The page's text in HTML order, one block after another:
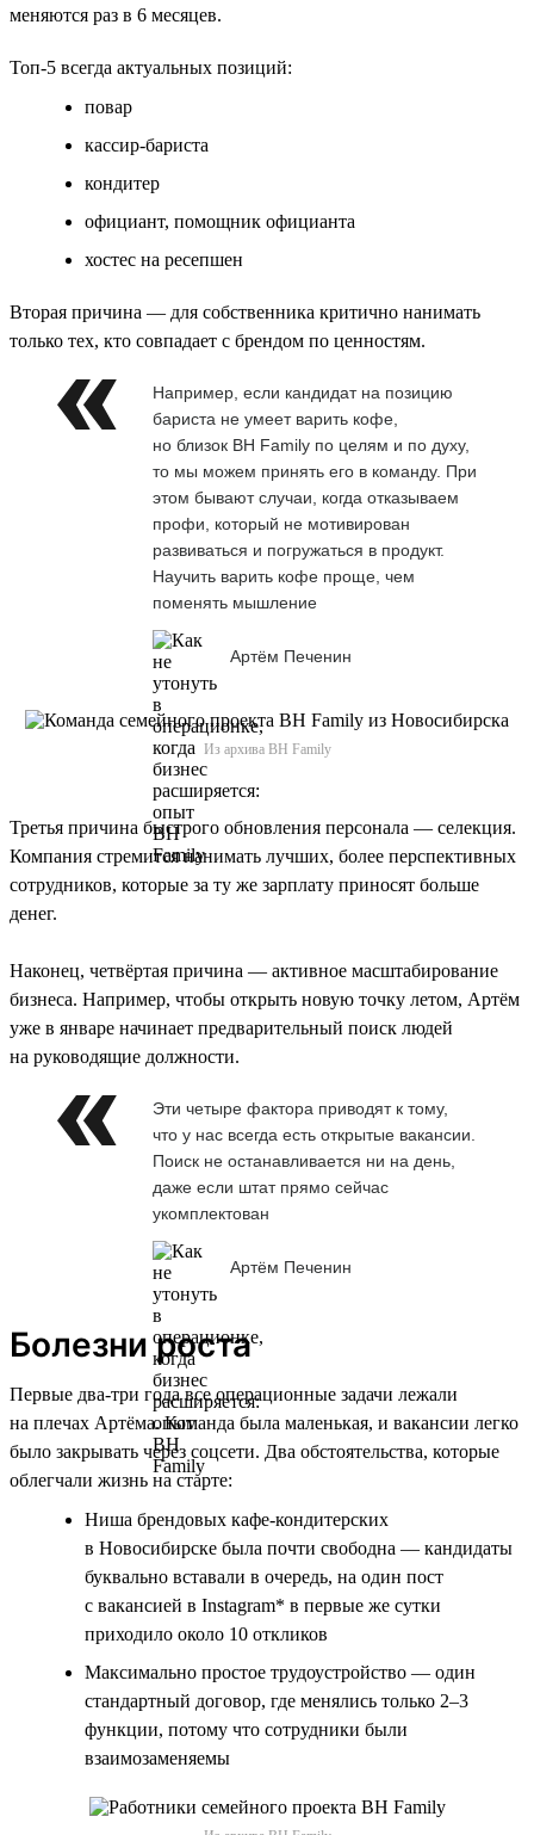
меняются раз в 6 месяцев.
Топ-5 всегда актуальных позиций:
повар
кассир-бариста
кондитер
официант, помощник официанта
хостес на ресепшен
Вторая причина — для собственника критично нанимать
только тех, кто совпадает с брендом по ценностям.
Например, если кандидат на позицию
бариста не умеет варить кофе,
но близок BH Family по целям и по духу,
то мы можем принять его в команду. При
этом бывают случаи, когда отказываем
профи, который не мотивирован
развиваться и погружаться в продукт.
Научить варить кофе проще, чем
поменять мышление
Артём Печенин
Из архива BH Family
Третья причина быстрого обновления персонала — селекция.
Компания стремится нанимать лучших, более перспективных
сотрудников, которые за ту же зарплату приносят больше
денег.
Наконец, четвёртая причина — активное масштабирование
бизнеса. Например, чтобы открыть новую точку летом, Артём
уже в январе начинает предварительный поиск людей
на руководящие должности.
Эти четыре фактора приводят к тому,
что у нас всегда есть открытые вакансии.
Поиск не останавливается ни на день,
даже если штат прямо сейчас
укомплектован
Артём Печенин
Болезни роста
Первые два-три года все операционные задачи лежали
на плечах Артёма. Команда была маленькая, и вакансии легко
было закрывать через соцсети. Два обстоятельства, которые
облегчали жизнь на старте:
Ниша брендовых кафе-кондитерских
в Новосибирске была почти свободна — кандидаты
буквально вставали в очередь, на один пост
с вакансией в Instagram* в первые же сутки
приходило около 10 откликов
Максимально простое трудоустройство — один
стандартный договор, где менялись только 2–3
функции, потому что сотрудники были
взаимозаменяемы